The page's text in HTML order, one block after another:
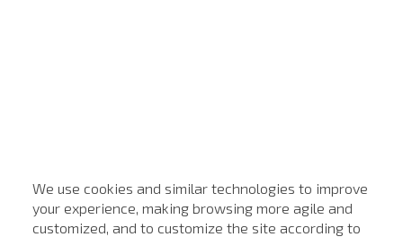
We use cookies and similar technologies to improve
your experience, making browsing more agile and
customized, and to customize the site according to